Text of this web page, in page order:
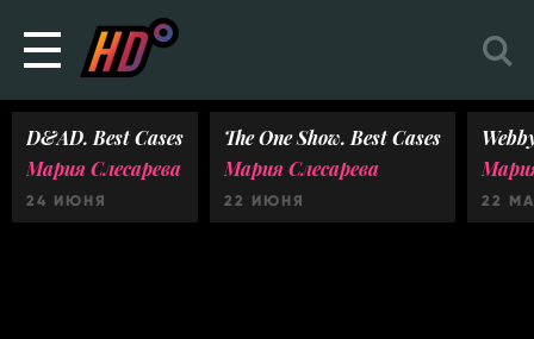
D&AD. Best Cases
Мария Слесарева
24 ИЮНЯ
The One Show. Best Cases
Мария Слесарева
22 ИЮНЯ 22